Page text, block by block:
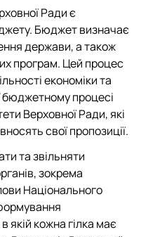
Ради є
Бюджет визначає
держави, а також
програм. Цей процес
економіки та
бюджетному процесі
Верховної Ради, які
свої пропозиції.
та звільняти
зокрема
Національного
якій кожна гілка має